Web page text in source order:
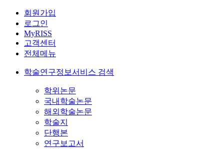
회원가입
로그인
MyRISS
고객센터
전체메뉴
학술연구정보서비스 검색
학위논문
국내학술논문
해외학술논문
학술지
단행본
연구보고서